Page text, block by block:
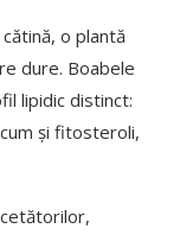
o plantă
dure. Boabele
lipidic distinct:
și fitosteroli,